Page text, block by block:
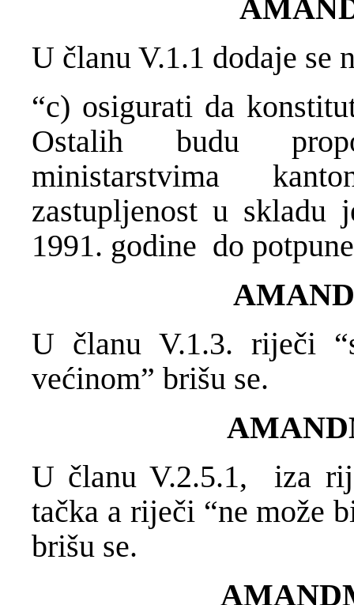
U članu V.1.1 dodaje se
“c) osigurati da
Ostalih budu
ministarstvima
zastupljenost u skladu
1991. godine do
U članu V.1.3. riječi
većinom” brišu se.
U članu V.2.5.1, iza
tačka a riječi “ne može
brišu se.